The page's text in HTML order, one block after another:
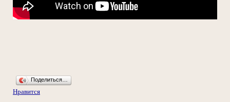
Поделиться…
Нравится